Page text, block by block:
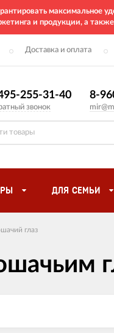
максимальное
и продукции, а
Доставка и оплата
255-31-40
звонок
8-
ДЛЯ СЕМЬИ
глаз